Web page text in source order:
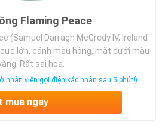
Flaming Peace
(Samuel Darragh McGredy IV, Ireland
lớn, cánh màu hồng, mặt dưới màu
Rất sai hoa.
nhân viên gọi điện xác nhận sau 5 phút!)
mua ngay